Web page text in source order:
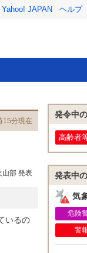
Yahoo! JAPAN ヘルプ
分現在
山部 発表
いるの
発令中
高齢者
発表中
気
危険
警